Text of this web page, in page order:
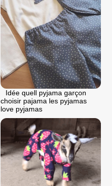
Idée quell pyjama garçon
choisir pajama les pyjamas
love pyjamas